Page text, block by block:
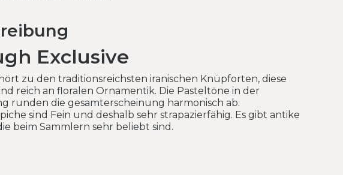
Exclusive
zu den traditionsreichsten iranischen Knüpforten, diese
reich an floralen Ornamentik. Die Pasteltöne in der
runden die gesamterscheinung harmonisch ab.
sind Fein und deshalb sehr strapazierfähig. Es gibt antike
beim Sammlern sehr beliebt sind.